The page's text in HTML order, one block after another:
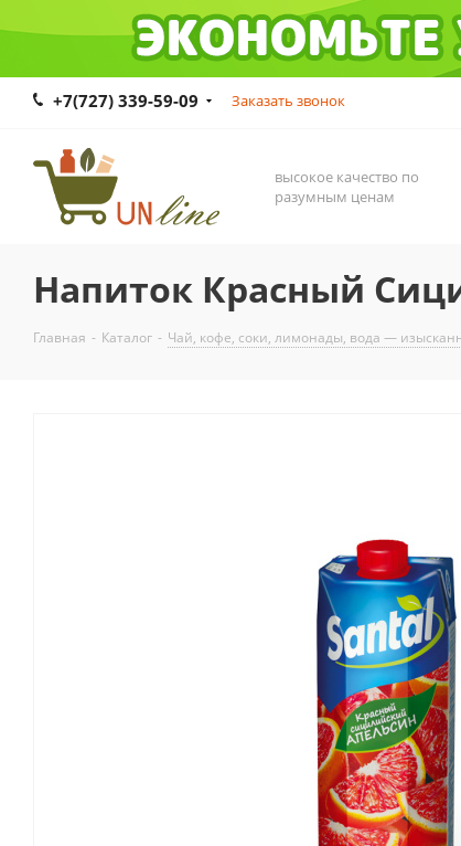
+7(727) 339-59-09 Заказать звонок
высокое качество по
разумным ценам
Напиток Красный
Главная - Каталог - Чай, кофе, соки, лимонады, вода —